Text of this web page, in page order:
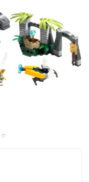
дома с
тайником и
лесного
гидровертолётом,
лодкой. В
с аксессуарами: